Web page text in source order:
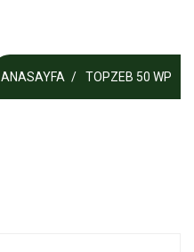
ANASAYFA TOPZEB 50 WP